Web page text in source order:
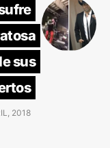
sus
2018